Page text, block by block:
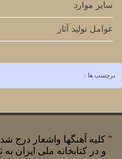
سایر موارد
عوامل تولید آثار
برچسب ها :
" کلیه آهنگها واشعار درج
و در کتابخانه ملی ایران